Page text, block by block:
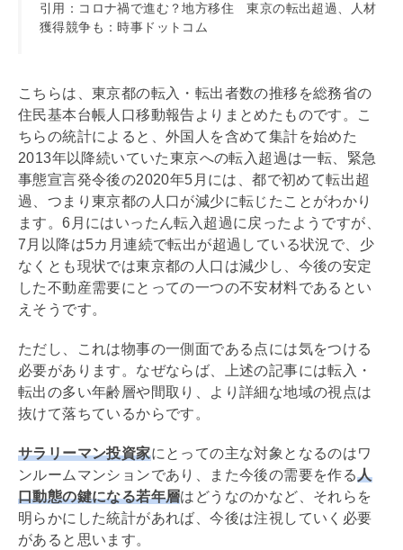
引用：コロナ禍で進む？地方移住 東京の転出超過、人材
獲得競争も：時事ドットコム
こちらは、東京都の転入・転出者数の推移を総務省の
住民基本台帳人口移動報告よりまとめたものです。こ
ちらの統計によると、外国人を含めて集計を始めた
2013年以降続いていた東京への転入超過は一転、緊急
事態宣言発令後の2020年5月には、都で初めて転出超
過、つまり東京都の人口が減少に転じたことがわかり
ます。6月にはいったん転入超過に戻ったようですが、
7月以降は5カ月連続で転出が超過している状況で、少
なくとも現状では東京都の人口は減少し、今後の安定
した不動産需要にとっての一つの不安材料であるとい
えそうです。
ただし、これは物事の一側面である点には気をつける
必要があります。なぜならば、上述の記事には転入・
転出の多い年齢層や間取り、より詳細な地域の視点は
抜けて落ちているからです。
サラリーマン投資家にとっての主な対象となるのはワ
ンルームマンションであり、また今後の需要を作る人
口動態の鍵になる若年層はどうなのかなど、それらを
明らかにした統計があれば、今後は注視していく必要
があると思います。